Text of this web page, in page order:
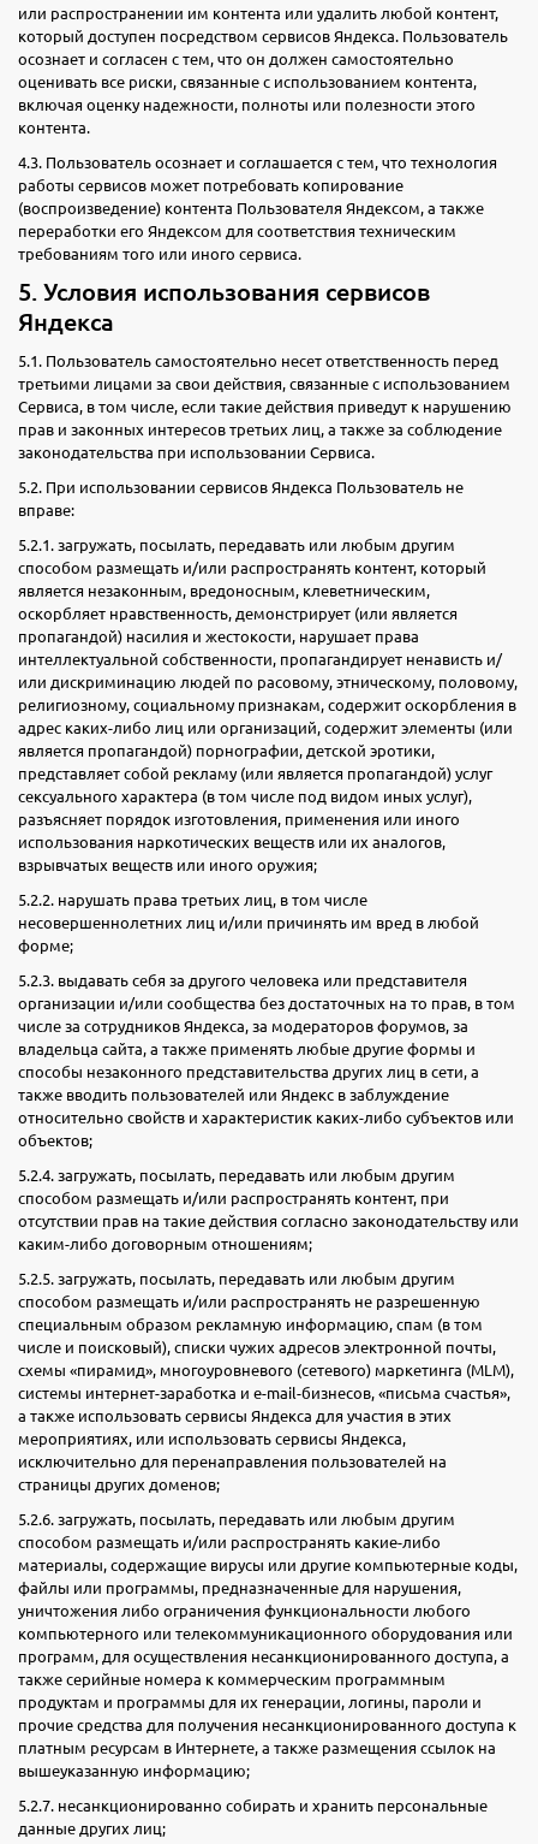
или распространении им контента или удалить любой контент,
который доступен посредством сервисов Яндекса. Пользователь
осознает и согласен с тем, что он должен самостоятельно
оценивать все риски, связанные с использованием контента,
включая оценку надежности, полноты или полезности этого
контента.
4.3. Пользователь осознает и соглашается с тем, что технология
работы сервисов может потребовать копирование
(воспроизведение) контента Пользователя Яндексом, а также
переработки его Яндексом для соответствия техническим
требованиям того или иного сервиса.
5. Условия использования сервисов
Яндекса
5.1. Пользователь самостоятельно несет ответственность перед
третьими лицами за свои действия, связанные с использованием
Сервиса, в том числе, если такие действия приведут к нарушению
прав и законных интересов третьих лиц, а также за соблюдение
законодательства при использовании Сервиса.
5.2. При использовании сервисов Яндекса Пользователь не
вправе:
5.2.1. загружать, посылать, передавать или любым другим
способом размещать и/или распространять контент, который
является незаконным, вредоносным, клеветническим,
оскорбляет нравственность, демонстрирует (или является
пропагандой) насилия и жестокости, нарушает права
интеллектуальной собственности, пропагандирует ненависть и/
или дискриминацию людей по расовому, этническому, половому,
религиозному, социальному признакам, содержит оскорбления в
адрес каких-либо лиц или организаций, содержит элементы (или
является пропагандой) порнографии, детской эротики,
представляет собой рекламу (или является пропагандой) услуг
сексуального характера (в том числе под видом иных услуг),
разъясняет порядок изготовления, применения или иного
использования наркотических веществ или их аналогов,
взрывчатых веществ или иного оружия;
5.2.2. нарушать права третьих лиц, в том числе
несовершеннолетних лиц и/или причинять им вред в любой
форме;
5.2.3. выдавать себя за другого человека или представителя
организации и/или сообщества без достаточных на то прав, в том
числе за сотрудников Яндекса, за модераторов форумов, за
владельца сайта, а также применять любые другие формы и
способы незаконного представительства других лиц в сети, а
также вводить пользователей или Яндекс в заблуждение
относительно свойств и характеристик каких-либо субъектов или
объектов;
5.2.4. загружать, посылать, передавать или любым другим
способом размещать и/или распространять контент, при
отсутствии прав на такие действия согласно законодательству или
каким-либо договорным отношениям;
5.2.5. загружать, посылать, передавать или любым другим
способом размещать и/или распространять не разрешенную
специальным образом рекламную информацию, спам (в том
числе и поисковый), списки чужих адресов электронной почты,
схемы «пирамид», многоуровневого (сетевого) маркетинга (MLM),
системы интернет-заработка и e-mail-бизнесов, «письма счастья»,
а также использовать сервисы Яндекса для участия в этих
мероприятиях, или использовать сервисы Яндекса,
исключительно для перенаправления пользователей на
страницы других доменов;
5.2.6. загружать, посылать, передавать или любым другим
способом размещать и/или распространять какие-либо
материалы, содержащие вирусы или другие компьютерные коды,
файлы или программы, предназначенные для нарушения,
уничтожения либо ограничения функциональности любого
компьютерного или телекоммуникационного оборудования или
программ, для осуществления несанкционированного доступа, а
также серийные номера к коммерческим программным
продуктам и программы для их генерации, логины, пароли и
прочие средства для получения несанкционированного доступа к
платным ресурсам в Интернете, а также размещения ссылок на
вышеуказанную информацию;
5.2.7. несанкционированно собирать и хранить персональные
данные других лиц;